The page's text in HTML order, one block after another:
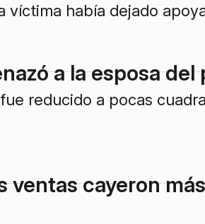
víctima había dejado
a la esposa del
reducido a pocas
ventas cayeron